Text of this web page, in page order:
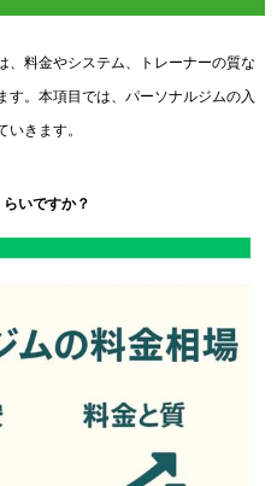
、料金やシステム、トレーナーの質な
す。本項目では、パーソナルジムの入
きます。
いですか？